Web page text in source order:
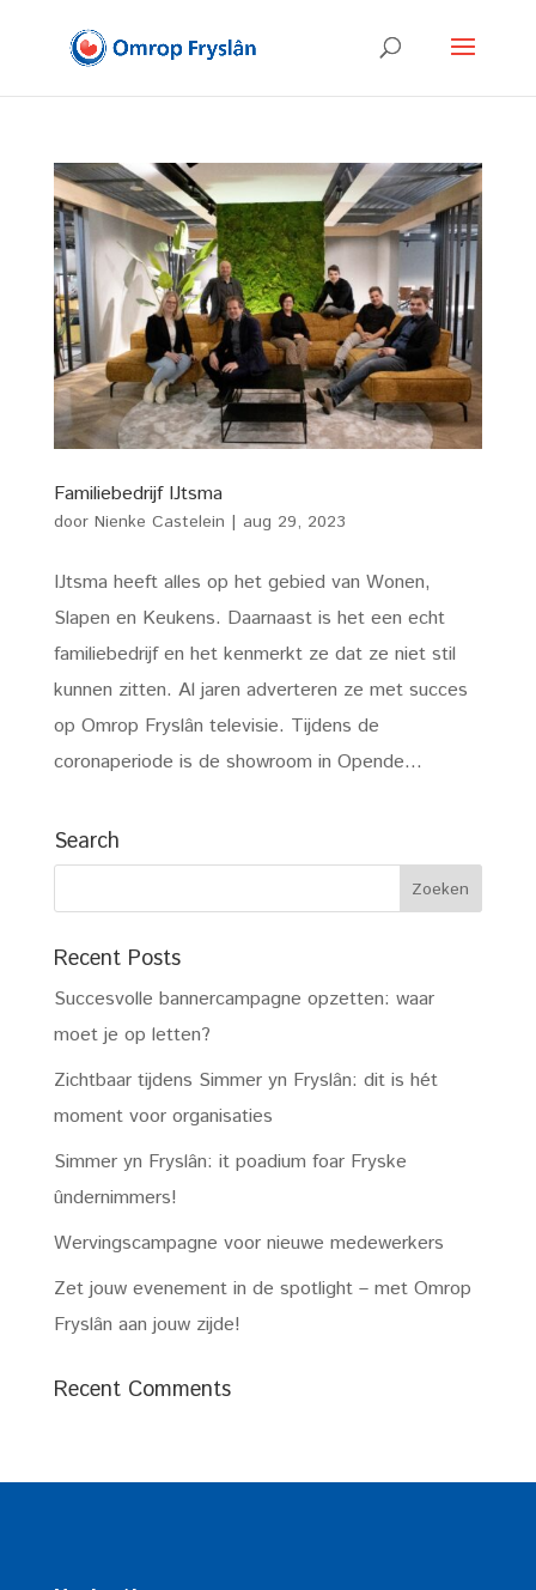
Familiebedrijf IJtsma
door Nienke Castelein | aug 29, 2023
IJtsma heeft alles op het gebied van Wonen,
Slapen en Keukens. Daarnaast is het een echt
familiebedrijf en het kenmerkt ze dat ze niet stil
kunnen zitten. Al jaren adverteren ze met succes
op Omrop Fryslân televisie. Tijdens de
coronaperiode is de showroom in Opende...
Search
Recent Posts
Succesvolle bannercampagne opzetten: waar
moet je op letten?
Zichtbaar tijdens Simmer yn Fryslân: dit is hét
moment voor organisaties
Simmer yn Fryslân: it poadium foar Fryske
ûndernimmers!
Wervingscampagne voor nieuwe medewerkers
Zet jouw evenement in de spotlight – met Omrop
Fryslân aan jouw zijde!
Recent Comments